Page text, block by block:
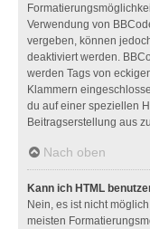
Verwendung von
vergeben, können
deaktiviert werden.
werden Tags von eckigen
Klammern
du auf einer speziellen
Beitragserstellung aus
Nach oben
Kann ich HTML
Nein, es ist nicht
meisten